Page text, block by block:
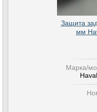
Защита
мм
Марка/